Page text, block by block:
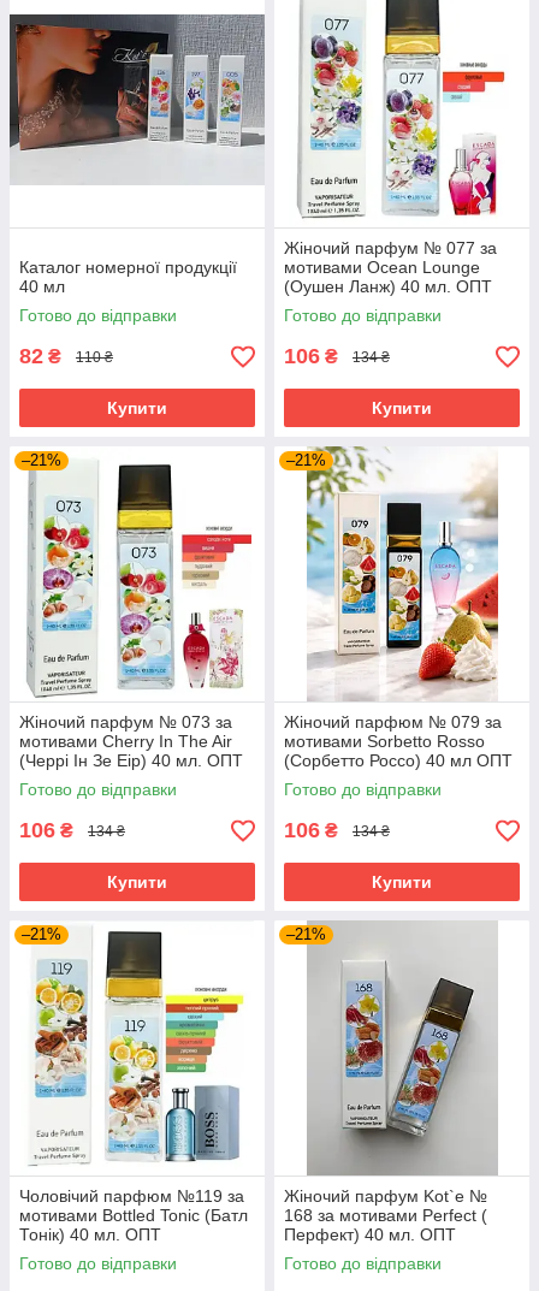
Каталог номерної продукції
40 мл
Готово до відправки
82 ₴ 110 ₴
Купити
Жіночий парфум № 077 за
мотивами Ocean Lounge
(Оушен Ланж) 40 мл. ОПТ
Готово до відправки
106 ₴ 134 ₴
Купити
–21%
Жіночий парфум № 073 за
мотивами Cherry In The Air
(Черрі Ін Зе Еір) 40 мл. ОПТ
Готово до відправки
106 ₴ 134 ₴
Купити
–21%
Жіночий парфюм № 079 за
мотивами Sorbetto Rosso
(Сорбетто Россо) 40 мл ОПТ
Готово до відправки
106 ₴ 134 ₴
Купити
–21%
Чоловічий парфюм №119 за
мотивами Bottled Tonic (Батл
Тонік) 40 мл. ОПТ
Готово до відправки
–21%
Жіночий парфум Kot`e №
168 за мотивами Perfect (
Перфект) 40 мл. ОПТ
Готово до відправки